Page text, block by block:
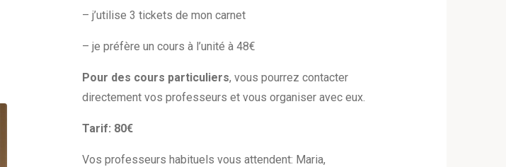
– j’utilise 3 tickets de mon carnet
– je préfère un cours à l’unité à 48€
Pour des cours particuliers, vous pourrez contacter
directement vos professeurs et vous organiser avec eux.
Tarif: 80€
Vos professeurs habituels vous attendent: Maria,